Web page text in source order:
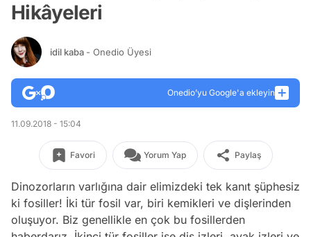
Hikâyeleri
idil kaba - Onedio Üyesi
Onedio’yu Google'a ekleyin
11.09.2018 - 15:04
Favori Yorum Yap Paylaş
Dinozorların varlığına dair elimizdeki tek kanıt şüphesiz
ki fosiller! İki tür fosil var, biri kemikleri ve dişlerinden
oluşuyor. Biz genellikle en çok bu fosillerden